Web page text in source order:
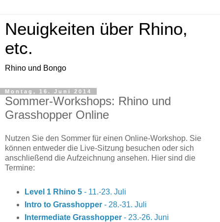
Neuigkeiten über Rhino,
etc.
Rhino und Bongo
Montag, 16. Juni 2014
Sommer-Workshops: Rhino und
Grasshopper Online
Nutzen Sie den Sommer für einen Online-Workshop. Sie
können entweder die Live-Sitzung besuchen oder sich
anschließend die Aufzeichnung ansehen. Hier sind die
Termine:
Level 1 Rhino 5- 11.-23. Juli
Intro to Grasshopper- 28.-31. Juli
Intermediate Grasshopper- 23.-26. Juni